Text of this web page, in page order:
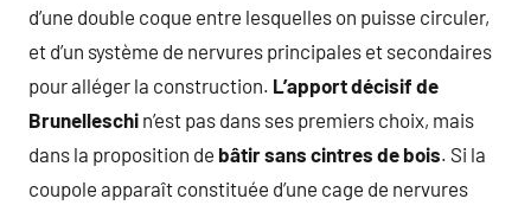
d’une double coque entre lesquelles on puisse circuler,
et d’un système de nervures principales et secondaires
pour alléger la construction. L’apport décisif de
Brunelleschi n’est pas dans ses premiers choix, mais
dans la proposition de bâtir sans cintres de bois. Si la
coupole apparaît constituée d’une cage de nervures